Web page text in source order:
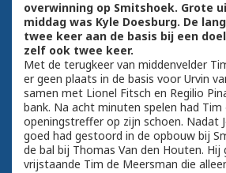
overwinning op Smitshoek. Grote
middag was Kyle Doesburg. De
twee keer aan de basis bij een
zelf ook twee keer.
Met de terugkeer van middenvelder
er geen plaats in de basis voor Urvin
samen met Lionel Fitsch en Regilio
bank. Na acht minuten spelen had Tim
openingstreffer op zijn schoen. Nadat
goed had gestoord in de opbouw bij
de bal bij Thomas Van den Houten. Hij
vrijstaande Tim de Meersman die